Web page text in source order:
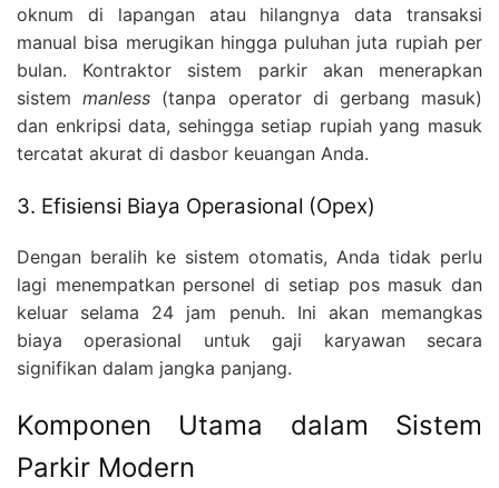
oknum di lapangan atau hilangnya data transaksi
manual bisa merugikan hingga puluhan juta rupiah per
bulan. Kontraktor sistem parkir akan menerapkan
sistemmanless (tanpa operator di gerbang masuk)
dan enkripsi data, sehingga setiap rupiah yang masuk
tercatat akurat di dasbor keuangan Anda.
3. Efisiensi Biaya Operasional (Opex)
Dengan beralih ke sistem otomatis, Anda tidak perlu
lagi menempatkan personel di setiap pos masuk dan
keluar selama 24 jam penuh. Ini akan memangkas
biaya operasional untuk gaji karyawan secara
signifikan dalam jangka panjang.
Komponen Utama dalam Sistem
Parkir Modern